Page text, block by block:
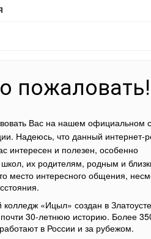
пожаловать!
Вас на нашем официальном
Надеюсь, что данный интернет-
интересен и полезен, особенно
их родителям, родным и
место интересного общения,
«Ицыл» создан в
30-летнюю историю. Более
в России и за рубежом.